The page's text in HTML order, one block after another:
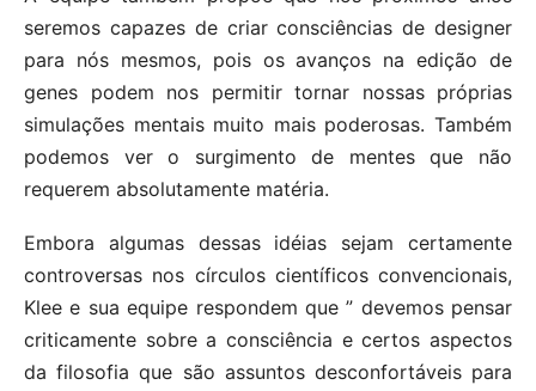
seremos capazes de criar consciências de designer
para nós mesmos, pois os avanços na edição de
genes podem nos permitir tornar nossas próprias
simulações mentais muito mais poderosas. Também
podemos ver o surgimento de mentes que não
requerem absolutamente matéria.
Embora algumas dessas idéias sejam certamente
controversas nos círculos científicos convencionais,
Klee e sua equipe respondem que ” devemos pensar
criticamente sobre a consciência e certos aspectos
da filosofia que são assuntos desconfortáveis ​​para